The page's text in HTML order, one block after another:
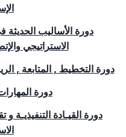
دورة الأساليب
الاستراتيجي
دورة التخطيط , المتابعة ,
دورة
دورة القيـادة التنفيذيـة